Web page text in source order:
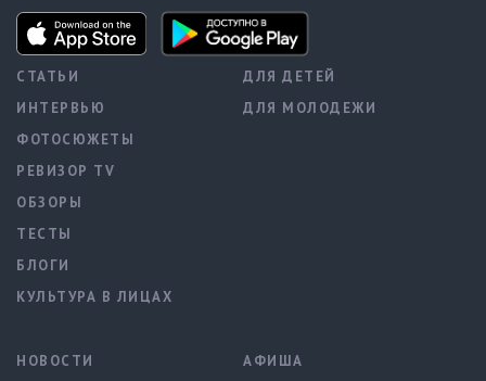
СТАТЬИ
ИНТЕРВЬЮ
ФОТОСЮЖЕТЫ
РЕВИЗОР TV
ОБЗОРЫ
ТЕСТЫ
БЛОГИ
КУЛЬТУРА В ЛИЦАХ
ДЛЯ ДЕТЕЙ
ДЛЯ МОЛОДЕЖИ
НОВОСТИ
АФИША